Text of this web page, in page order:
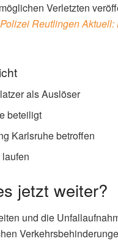
Verletzten
Polizei Reutlingen Aktuell:
als Auslöser
beteiligt
Karlsruhe betroffen
jetzt weiter?
und die